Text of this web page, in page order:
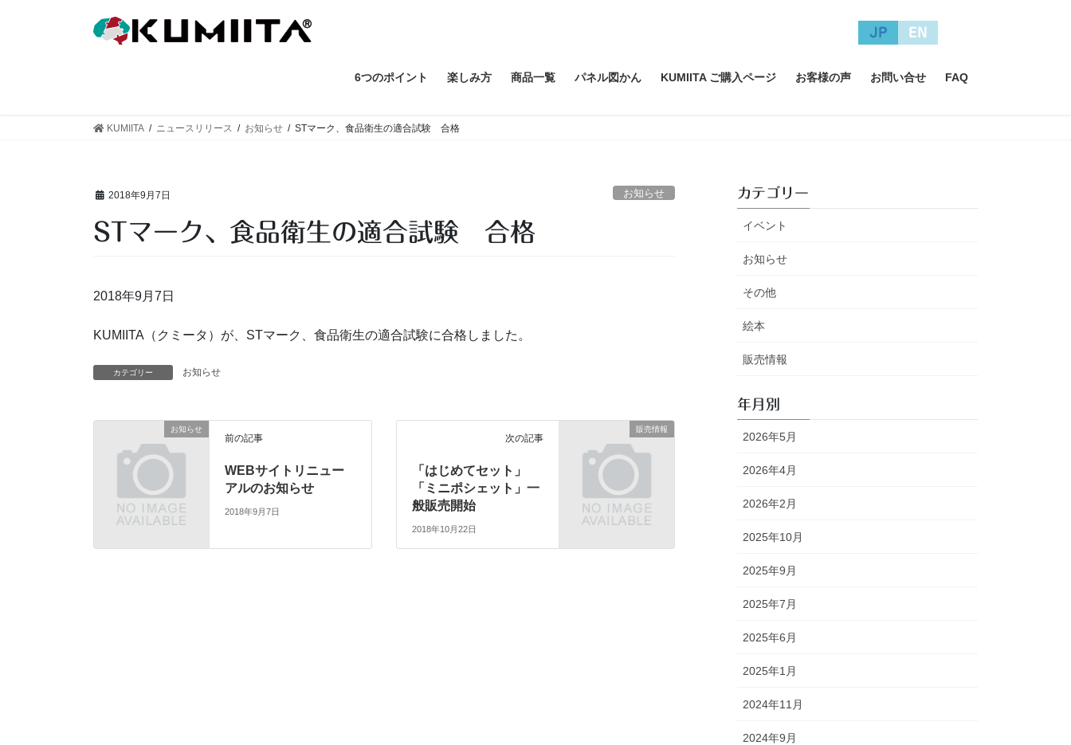
JP EN
6つのポイント 楽しみ方 商品一覧 パネル図かん KUMIITA ご購入ページ お客様の声 お問い合せ FAQ
KUMIITA ニュースリリース お知らせ STマーク、食品衛生の適合試験 合格
2018年9月7日 お知らせ
STマーク、食品衛生の適合試験 合格
2018年9月7日
KUMIITA（クミータ）が、STマーク、食品衛生の適合試験に合格しました。
カテゴリー お知らせ
お知らせ
前の記事
WEBサイトリニュー
アルのお知らせ
2018年9月7日
販売情報
次の記事
「はじめてセット」
「ミニポシェット」一
般販売開始
2018年10月22日
カテゴリー
イベント
お知らせ
その他
絵本
販売情報
年月別
2026年5月
2026年4月
2026年2月
2025年10月
2025年9月
2025年7月
2025年6月
2025年1月
2024年11月
2024年9月